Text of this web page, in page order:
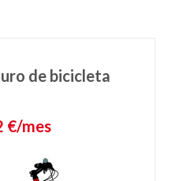
de bicicleta
€/mes